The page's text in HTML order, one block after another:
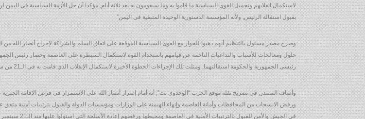
لاستكمال انقلابهم وتحميل القوى السياسية ما قاموا به وما سيقومون به بعد ثلاثة أيام, مؤكدا أن حل الأزمة السياسية فى اليمن
بقبول استقالة الرئيس, ولأنه المؤسسة الدستورية الوحيدة المتبقية فى اليمن”.
وصرح مصدر مسئول بالتنظيم أنهم ذهبوا للحوار مع القوى السياسية الموقعة على اتفاق السلم والشراكة لإخراج أنصار الله
حلول ومعالجات للأسباب والتداعيات الناجمة عن قيامهم باستخدام القوة لاستكمال السيطرة على العاصمة وحصار رئيس
رئيسى الجمهورية والحكومة استقالتهما, ومثلت تلك الإجراءات الخطوة الأخيرة لاستكمال الإنقلاب الذي قامت به فى الـ21 من سبتمبر الماضي.
وأضاف المصدر, في تصريح نقله موقع الحزب “الوحدوى نت”, أنه أمام إصرار أنصار الله على الاستمرار في فرض الإقامة
في الجيش والأمن للقبول بالترتيبات الأمنية في العاصمة ومحيطها ورفضهم إعادة الأسلحة التي استولوا عليها منذ الـ21 سبتمبر الماضي حتى الآن.